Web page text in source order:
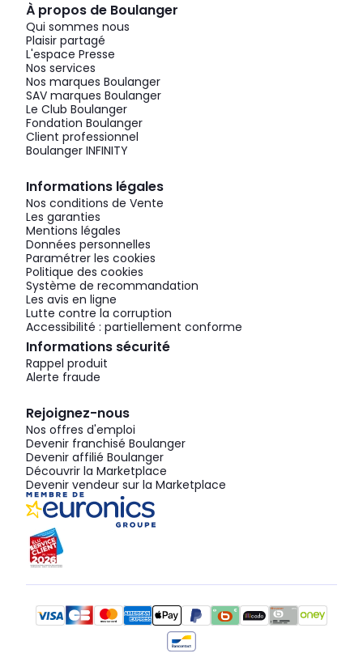
À propos de Boulanger
Qui sommes nous
Plaisir partagé
L'espace Presse
Nos services
Nos marques Boulanger
SAV marques Boulanger
Le Club Boulanger
Fondation Boulanger
Client professionnel
Boulanger INFINITY
Informations légales
Nos conditions de Vente
Les garanties
Mentions légales
Données personnelles
Paramétrer les cookies
Politique des cookies
Système de recommandation
Les avis en ligne
Lutte contre la corruption
Accessibilité : partiellement conforme
Informations sécurité
Rappel produit
Alerte fraude
Rejoignez-nous
Nos offres d'emploi
Devenir franchisé Boulanger
Devenir affilié Boulanger
Découvrir la Marketplace
Devenir vendeur sur la Marketplace